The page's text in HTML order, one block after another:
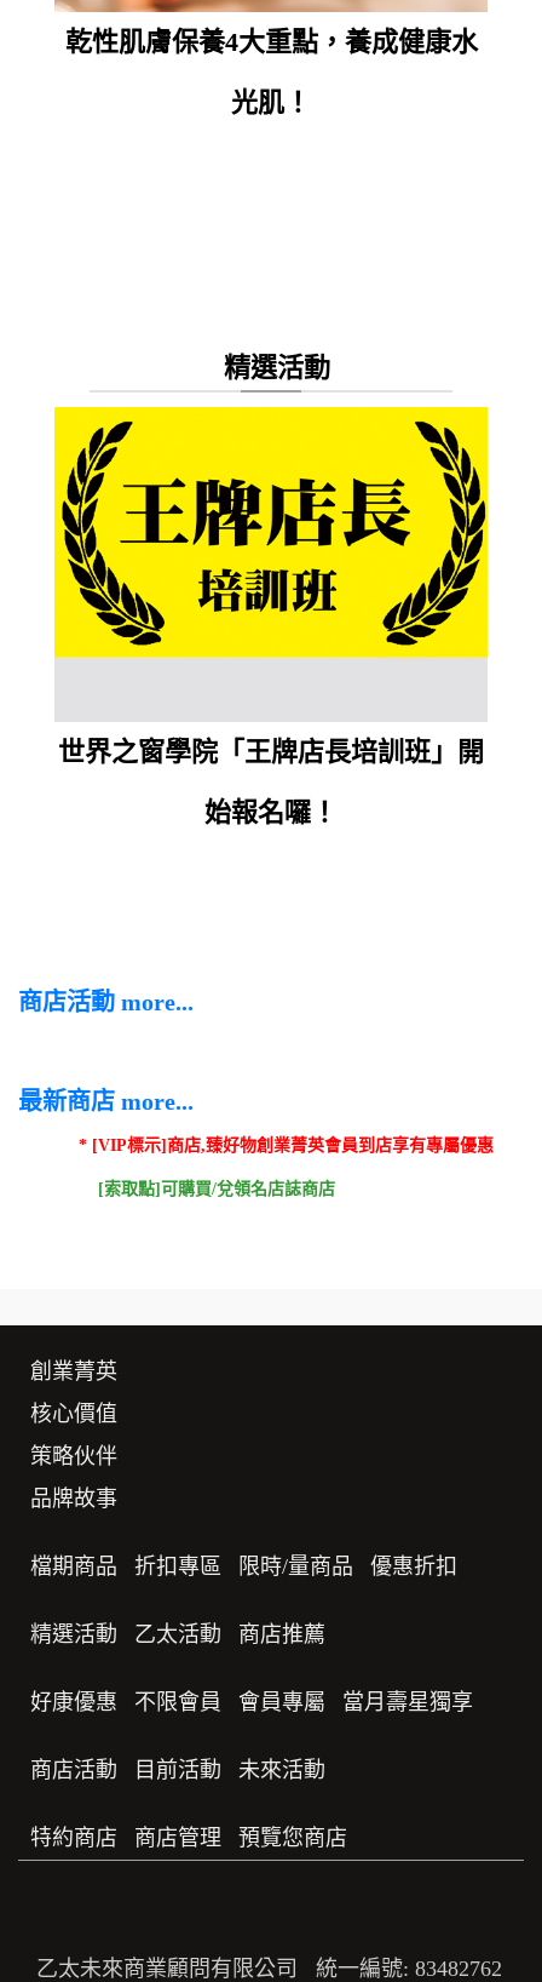
乾性肌膚保養4大重點，養成健康水
光肌！
精選活動
世界之窗學院「王牌店長培訓班」開
始報名囉！
商店活動 more...
最新商店 more...
* [VIP標示]商店,臻好物創業菁英會員到店享有專屬優惠
[索取點]可購買/兌領名店誌商店
創業菁英
核心價值
策略伙伴
品牌故事
檔期商品 折扣專區 限時/量商品 優惠折扣
精選活動 乙太活動 商店推薦
好康優惠 不限會員 會員專屬 當月壽星獨享
商店活動 目前活動 未來活動
特約商店 商店管理 預覽您商店
乙太未來商業顧問有限公司 統一編號: 83482762